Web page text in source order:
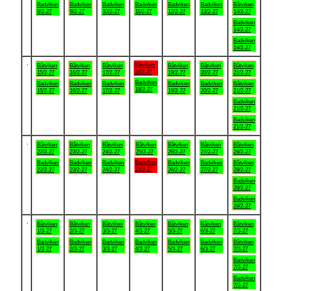
Badviken
8/2-27
Badviken
9/2-27
Badviken
10/2-27
Badviken
11/2-27
Badviken
12/2-27
Badviken
13/2-27
Båtviken
14/2-27
Badviken
14/2-27
Badviken
14/2-27
Båtviken
15/2-27
Badviken
15/2-27
Båtviken
16/2-27
Badviken
16/2-27
Båtviken
17/2-27
Badviken
17/2-27
Båtviken
18/2-27
Badviken
18/2-27
Båtviken
19/2-27
Badviken
19/2-27
Båtviken
20/2-27
Badviken
20/2-27
Båtviken
21/2-27
Båtviken
21/2-27
Badviken
21/2-27
Badviken
21/2-27
Båtviken
22/2-27
Badviken
22/2-27
Båtviken
23/2-27
Badviken
23/2-27
Båtviken
24/2-27
Badviken
24/2-27
Båtviken
25/2-27
Badviken
25/2-27
Båtviken
26/2-27
Badviken
26/2-27
Båtviken
27/2-27
Badviken
27/2-27
Båtviken
28/2-27
Båtviken
28/2-27
Badviken
28/2-27
Badviken
28/2-27
Båtviken
1/3-27
Badviken
1/3-27
Båtviken
2/3-27
Badviken
2/3-27
Båtviken
3/3-27
Badviken
3/3-27
Båtviken
4/3-27
Badviken
4/3-27
Båtviken
5/3-27
Badviken
5/3-27
Båtviken
6/3-27
Badviken
6/3-27
Båtviken
7/3-27
Båtviken
7/3-27
Badviken
7/3-27
Badviken
7/3-27